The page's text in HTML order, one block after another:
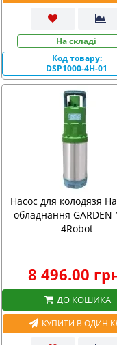
На складі
Код товару:
DSP1000-4H-01
Насос для колодязя
обладнання GARDEN
4Robot
8 496.00
ДО КОШИКА
КУПИТИ В ОДИН